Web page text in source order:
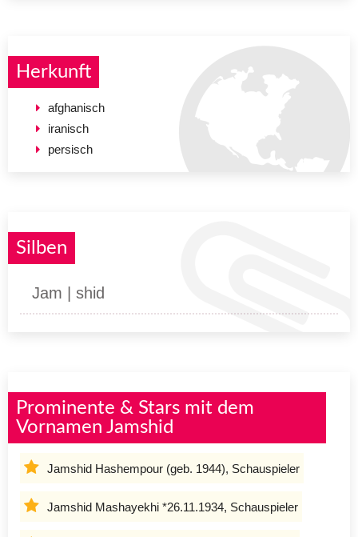
Herkunft
afghanisch
iranisch
persisch
Silben
Jam | shid
Prominente & Stars mit dem
Vornamen Jamshid
Jamshid Hashempour (geb. 1944), Schauspieler
Jamshid Mashayekhi *26.11.1934, Schauspieler